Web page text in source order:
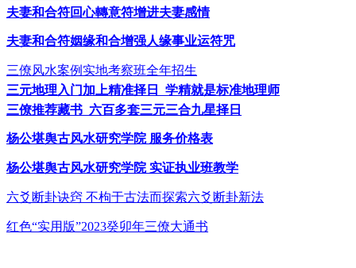
夫妻和合符回心轉意符增进夫妻感情
夫妻和合符姻缘和合增强人缘事业运符咒
三僚风水案例实地考察班全年招生
三元地理入门加上精准择日
学精就是标准地理师
三僚推荐藏书 六百多套三元三合九星择日
杨公堪舆古风水研究学院服务价格表
杨公堪舆古风水研究学院 实证执业班教学
六爻断卦诀窍 不枸于古法而探索六爻断卦新法
红色“实用版”2023癸卯年三僚大通书